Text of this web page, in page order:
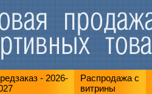
- 2026-
Распродажа с
витрины